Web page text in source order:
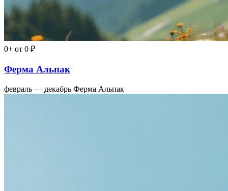
0+ от 0 ₽
Ферма Альпак
февраль — декабрь Ферма Альпак